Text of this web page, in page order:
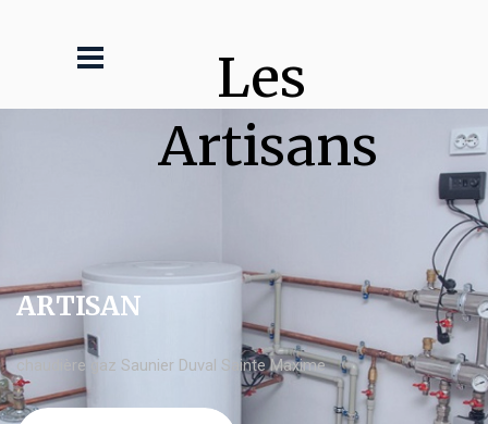
Les
Artisans
ARTISAN
chaudière gaz Saunier Duval Sainte Maxime